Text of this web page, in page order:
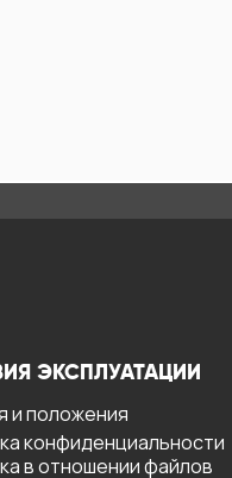
ЭКСПЛУАТАЦИИ
и положения
конфиденциальности
в отношении файлов